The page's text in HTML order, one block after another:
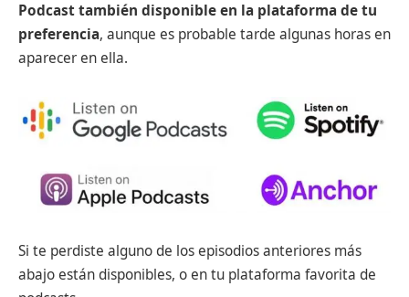
Podcast también disponible en la plataforma de tu
preferencia, aunque es probable tarde algunas horas en
aparecer en ella.
Si te perdiste alguno de los episodios anteriores más
abajo están disponibles, o en tu plataforma favorita de